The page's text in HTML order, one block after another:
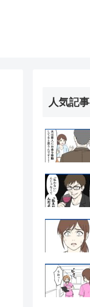
人気記事